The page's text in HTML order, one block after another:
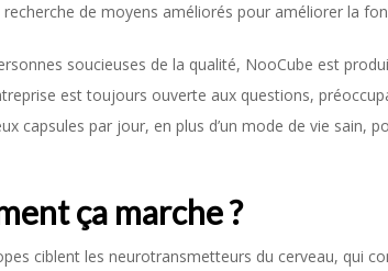
recherche de moyens améliorés pour améliorer la
soucieuses de la qualité, NooCube est
est toujours ouverte aux questions,
capsules par jour, en plus d’un mode de vie sain,
ça marche ?
ciblent les neurotransmetteurs du cerveau, qui